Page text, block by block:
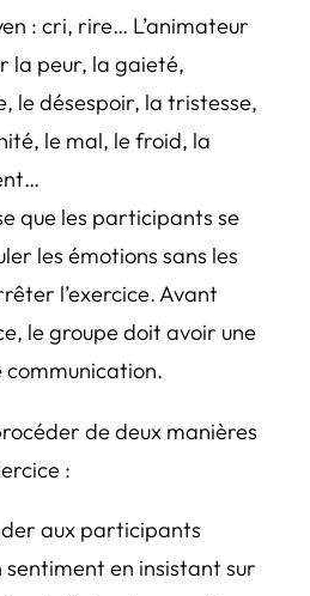
: cri, rire… L’animateur
la peur, la gaieté,
le désespoir, la tristesse,
le mal, le froid, la
que les participants se
les émotions sans les
l’exercice. Avant
le groupe doit avoir une
de deux manières
:
aux participants
sentiment en insistant sur